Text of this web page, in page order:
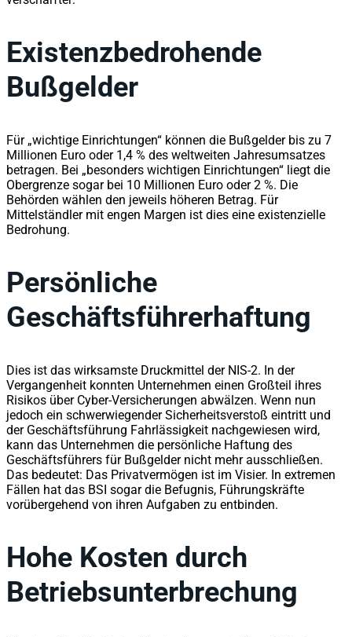
Existenzbedrohende
Bußgelder
Für „wichtige Einrichtungen“ können die Bußgelder bis zu 7
Millionen Euro oder 1,4 % des weltweiten Jahresumsatzes
betragen. Bei „besonders wichtigen Einrichtungen“ liegt die
Obergrenze sogar bei 10 Millionen Euro oder 2 %. Die
Behörden wählen den jeweils höheren Betrag. Für
Mittelständler mit engen Margen ist dies eine existenzielle
Bedrohung.
Persönliche
Geschäftsführerhaftung
Dies ist das wirksamste Druckmittel der NIS-2. In der
Vergangenheit konnten Unternehmen einen Großteil ihres
Risikos über Cyber-Versicherungen abwälzen. Wenn nun
jedoch ein schwerwiegender Sicherheitsverstoß eintritt und
der Geschäftsführung Fahrlässigkeit nachgewiesen wird,
kann das Unternehmen die persönliche Haftung des
Geschäftsführers für Bußgelder nicht mehr ausschließen.
Das bedeutet: Das Privatvermögen ist im Visier. In extremen
Fällen hat das BSI sogar die Befugnis, Führungskräfte
vorübergehend von ihren Aufgaben zu entbinden.
Hohe Kosten durch
Betriebsunterbrechung